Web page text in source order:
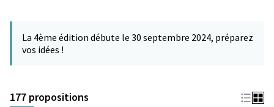
−
La 4ème édition débute le 30 septembre 2024, préparez
vos idées !
177 propositions